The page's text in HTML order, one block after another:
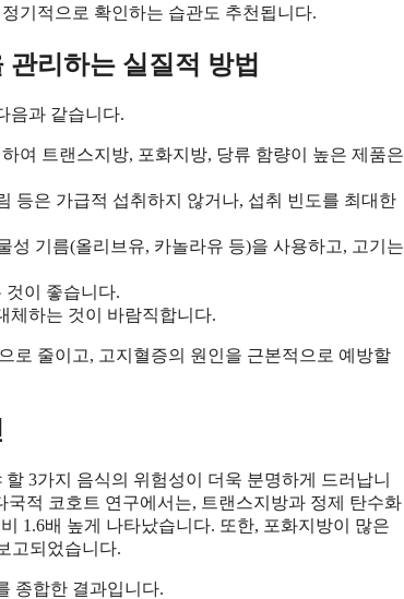
기적으로 확인하는 습관도 추천됩니다.
리하는 실질적 방법
음과 같습니다.
여 트랜스지방, 포화지방, 당류 함량이 높은 제품은
등은 가급적 섭취하지 않거나, 섭취 빈도를 최대한
성 기름(올리브유, 카놀라유 등)을 사용하고, 고기는
것이 좋습니다.
체하는 것이 바람직합니다.
로 줄이고, 고지혈증의 원인을 근본적으로 예방할
3가지 음식의 위험성이 더욱 분명하게 드러납니
국적 코호트 연구에서는, 트랜스지방과 정제 탄수화
1.6배 높게 나타났습니다. 또한, 포화지방이 많은
고되었습니다.
종합한 결과입니다.